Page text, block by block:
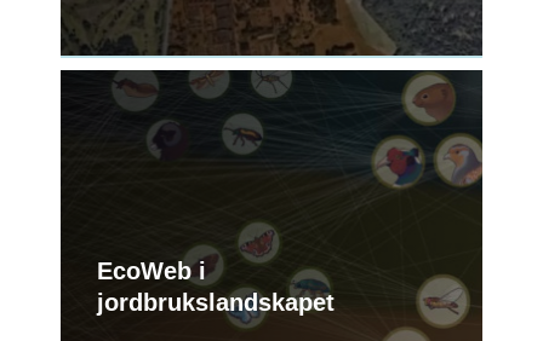
EcoWeb i
jordbrukslandskapet